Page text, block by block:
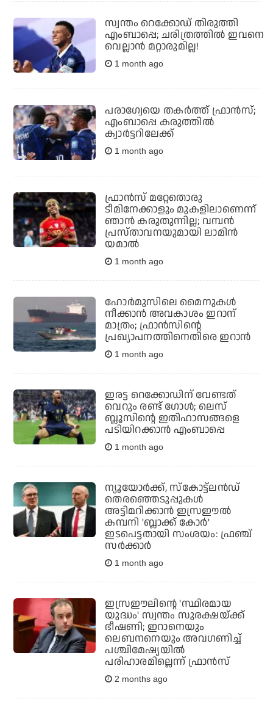
സ്വന്തം റെക്കോഡ് തിരുത്തി
എംബാപ്പെ; ചരിത്രത്തില്‍ ഇവനെ
വെല്ലാന്‍ മറ്റാരുമില്ല!
1 month ago
പരാഗ്വേയെ തകര്‍ത്ത് ഫ്രാന്‍സ്;
എംബാപ്പെ കരുത്തില്‍
ക്വാര്‍ട്ടറിലേക്ക്
1 month ago
ഫ്രാന്‍സ് മറ്റേതൊരു
ടീമിനേക്കാളും മുകളിലാണെന്ന്
ഞാന്‍ കരുതുന്നില്ല; വമ്പന്‍
പ്രസ്താവനയുമായി ലാമിന്‍
യമാല്‍
1 month ago
ഹോര്‍മുസിലെ മൈനുകള്‍
നീക്കാന്‍ അവകാശം ഇറാന്
മാത്രം; ഫ്രാന്‍സിന്റെ
പ്രഖ്യാപനത്തിനെതിരെ ഇറാന്‍
1 month ago
ഇരട്ട റെക്കോഡിന് വേണ്ടത്
വെറും രണ്ട് ഗോള്‍; ലെസ്
ബ്ലൂസിന്റെ ഇതിഹാസങ്ങളെ
പടിയിറക്കാന്‍ എംബാപ്പെ
1 month ago
ന്യൂയോര്‍ക്ക്, സ്‌കോട്ട്ലന്‍ഡ്
തെരഞ്ഞെടുപ്പുകള്‍
അട്ടിമറിക്കാന്‍ ഇസ്രഈല്‍
കമ്പനി 'ബ്ലാക്ക് കോര്‍'
ഇടപെട്ടതായി സംശയം: ഫ്രഞ്ച്
സര്‍ക്കാര്‍
1 month ago
ഇസ്രഈലിന്റെ 'സ്ഥിരമായ
യുദ്ധം' സ്വന്തം സുരക്ഷയ്ക്ക്
ഭീഷണി; ഇറാനെയും
ലെബനനെയും അവഗണിച്ച്
പശ്ചിമേഷ്യയിൽ
പരിഹാരമില്ലെന്ന് ഫ്രാൻസ്
2 months ago